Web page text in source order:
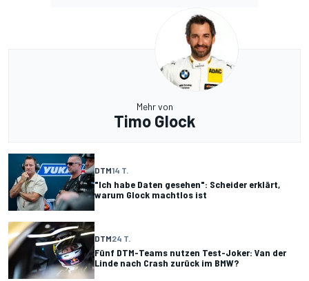
Mehr von
Timo Glock
DTM14 T.
"Ich habe Daten gesehen": Scheider erklärt,
warum Glock machtlos ist
DTM24 T.
Fünf DTM-Teams nutzen Test-Joker: Van der
Linde nach Crash zurück im BMW?